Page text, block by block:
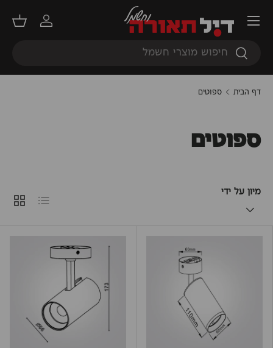
דילוג
חיפוש
חיפוש
התחברות
סל
תפריט
דף הבית ספוטים
ספוטים
מיון על ידי רשימה